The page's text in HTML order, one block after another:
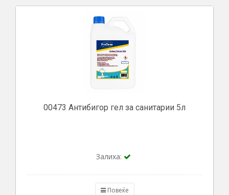
00473 Антибигор гел за санитарии 5л
Залиха:
Повеќе